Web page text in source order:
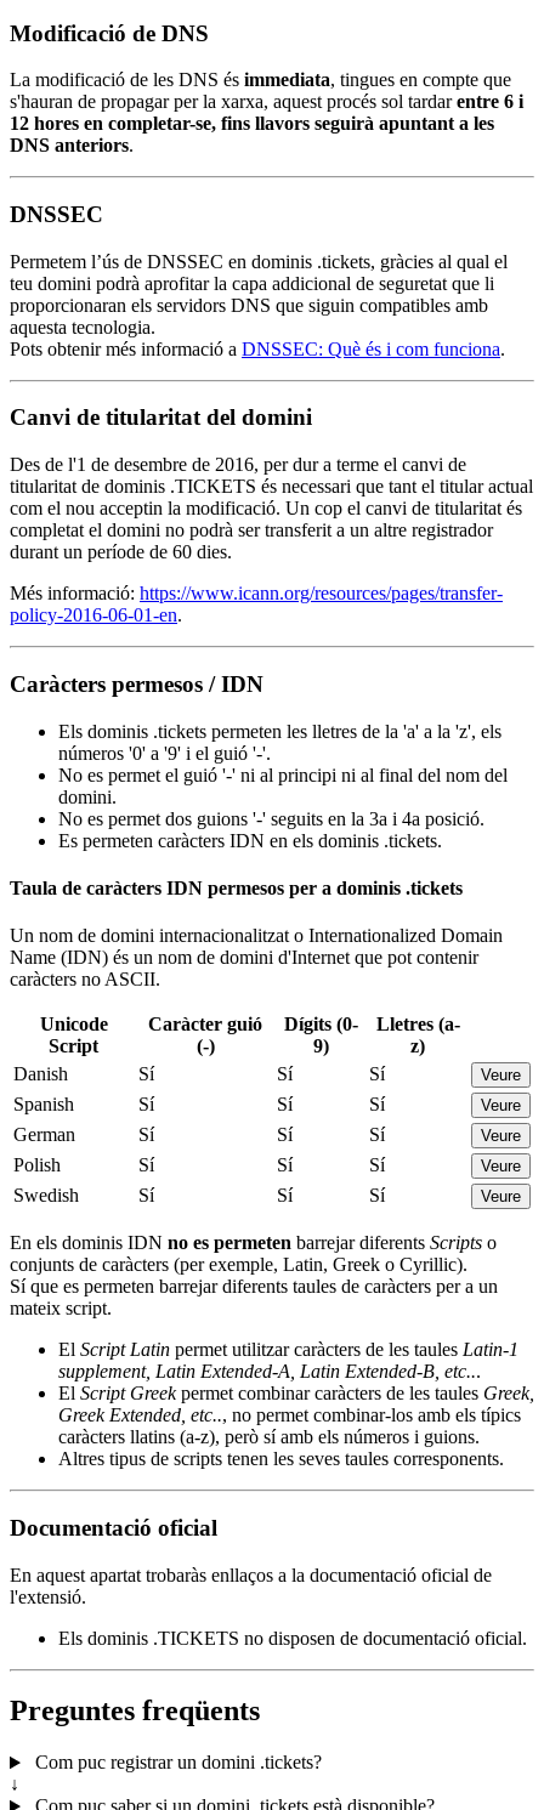
Modificació de DNS
La modificació de les DNS és immediata, tingues en compte que
s'hauran de propagar per la xarxa, aquest procés sol tardarentre 6 i
12 hores en completar-se, fins llavors seguirà apuntant a les
DNS anteriors.
DNSSEC
Permetem l’ús de DNSSEC en dominis .tickets, gràcies al qual el
teu domini podrà aprofitar la capa addicional de seguretat que li
proporcionaran els servidors DNS que siguin compatibles amb
aquesta tecnologia.
Pots obtenir més informació a DNSSEC: Què és i com funciona.
Canvi de titularitat del domini
Des de l'1 de desembre de 2016, per dur a terme el canvi de
titularitat de dominis .TICKETS és necessari que tant el titular actual
com el nou acceptin la modificació. Un cop el canvi de titularitat és
completat el domini no podrà ser transferit a un altre registrador
durant un període de 60 dies.
Més informació: https://www.icann.org/resources/pages/transfer-
policy-2016-06-01-en.
Caràcters permesos / IDN
Els dominis .tickets permeten les lletres de la 'a' a la 'z', els
números '0' a '9' i el guió '-'.
No es permet el guió '-' ni al principi ni al final del nom del
domini.
No es permet dos guions '-' seguits en la 3a i 4a posició.
Es permeten caràcters IDN en els dominis .tickets.
Taula de caràcters IDN permesos per a dominis .tickets
Un nom de domini internacionalitzat o Internationalized Domain
Name (IDN) és un nom de domini d'Internet que pot contenir
caràcters no ASCII.
Unicode
Script
Caràcter guió
(-)
Dígits (0-
9)
Lletres (a-
z)
Danish
Sí Sí Sí Veure
Spanish Sí Sí Sí Veure
German Sí Sí Sí Veure
Polish Sí Sí Sí Veure
Swedish Sí Sí Sí Veure
En els dominis IDN no es permeten barrejar diferents Scripts o
conjunts de caràcters (per exemple, Latin, Greek o Cyrillic).
Sí que es permeten barrejar diferents taules de caràcters per a un
mateix script.
El Script Latin permet utilitzar caràcters de les taules Latin-1
supplement, Latin Extended-A, Latin Extended-B, etc...
El Script Greekpermet combinar caràcters de les taules Greek,
Greek Extended, etc.., no permet combinar-los amb els típics
caràcters llatins (a-z), però sí amb els números i guions.
Altres tipus de scripts tenen les seves taules corresponents.
Documentació oficial
En aquest apartat trobaràs enllaços a la documentació oficial de
l'extensió.
Els dominis .TICKETS no disposen de documentació oficial.
Preguntes freqüents
Com puc registrar un domini .tickets?
↓